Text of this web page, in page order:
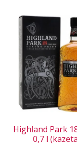
Highland Park
0,7 l